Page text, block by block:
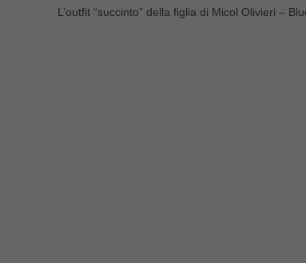
L’outfit “succinto” della figlia di Micol Olivieri –